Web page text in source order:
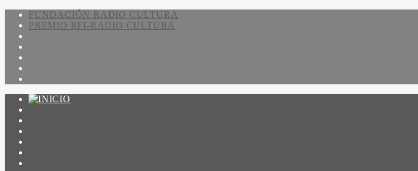
FUNDACIÓN RADIO CULTURA
PREMIO RFI-RADIO CULTURA